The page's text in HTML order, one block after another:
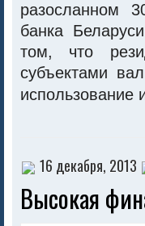
разосланном
банка
том, что
субъектами
использование
16 декабря, 2013
Высокая